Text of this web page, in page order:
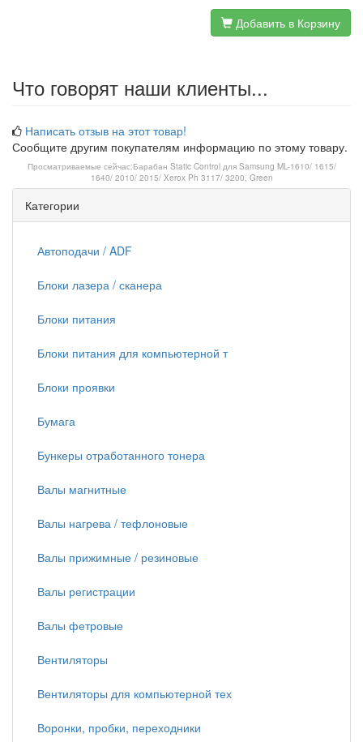
Добавить в Корзину
Что говорят наши клиенты...
Написать отзыв на этот товар!
Сообщите другим покупателям информацию по этому товару.
Просматриваемые сейчас:Барабан Static Control для Samsung ML-1610/ 1615/
1640/ 2010/ 2015/ Xerox Ph 3117/ 3200, Green
Категории
Автоподачи / ADF
Блоки лазера / сканера
Блоки питания
Блоки питания для компьютерной т
Блоки проявки
Бумага
Бункеры отработанного тонера
Валы магнитные
Валы нагрева / тефлоновые
Валы прижимные / резиновые
Валы регистрации
Валы фетровые
Вентиляторы
Вентиляторы для компьютерной тех
Воронки, пробки, переходники